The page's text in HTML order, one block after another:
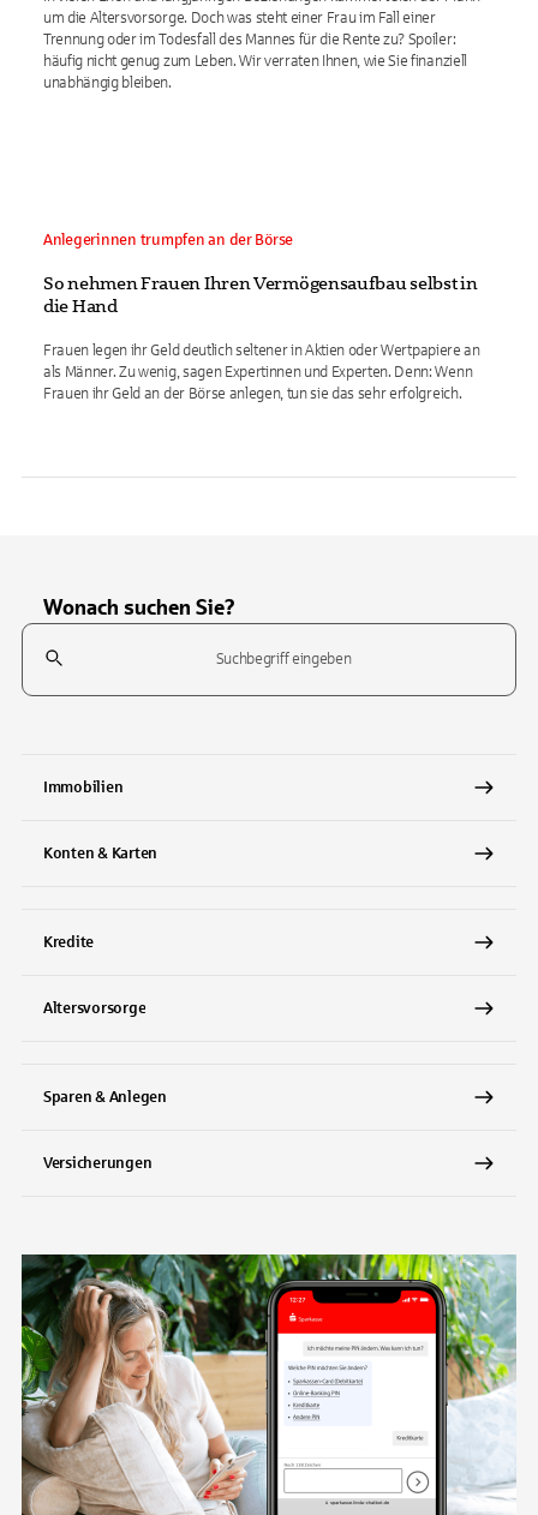
um die Altersvorsorge. Doch was steht einer Frau im Fall einer
Trennung oder im Todesfall des Mannes für die Rente zu? Spoiler:
häufig nicht genug zum Leben. Wir verraten Ihnen, wie Sie finanziell
unabhängig bleiben.
Anlegerinnen trumpfen an der Börse
So nehmen Frauen Ihren Vermögensaufbau selbst in
die Hand
Frauen legen ihr Geld deutlich seltener in Aktien oder Wertpapiere an
als Männer. Zu wenig, sagen Expertinnen und Experten. Denn: Wenn
Frauen ihr Geld an der Börse anlegen, tun sie das sehr erfolgreich.
Wonach suchen Sie?
Suchfeld
Immobilien
Konten & Karten
Kredite
Altersvorsorge
Sparen & Anlegen
Versicherungen